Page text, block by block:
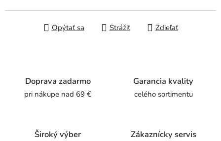
Opýtať sa Strážiť Zdieľať
Doprava zadarmo
pri nákupe nad 69 €
Garancia kvality
celého sortimentu
Široký výber Zákaznícky servis